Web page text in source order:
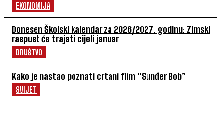
EKONOMIJA
Donesen Školski kalendar za 2026/2027. godinu: Zimski
raspust će trajati cijeli januar
DRUŠTVO
Kako je nastao poznati crtani flim “Sunđer Bob”
SVIJET